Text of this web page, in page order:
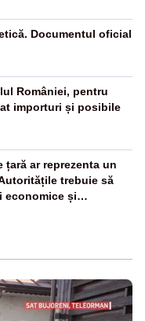
Documentul oficial
României, pentru
importuri și posibile
țară ar reprezenta un
trebuie să
economice și